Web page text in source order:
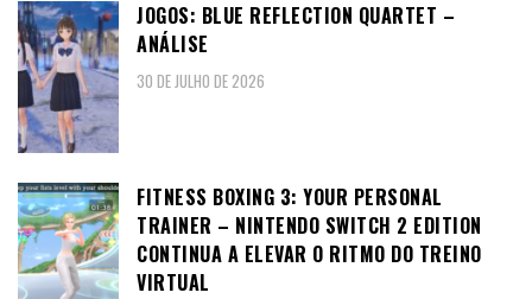
JOGOS: BLUE REFLECTION QUARTET –
ANÁLISE
30 DE JULHO DE 2026
FITNESS BOXING 3: YOUR PERSONAL
TRAINER – NINTENDO SWITCH 2 EDITION
CONTINUA A ELEVAR O RITMO DO TREINO
VIRTUAL